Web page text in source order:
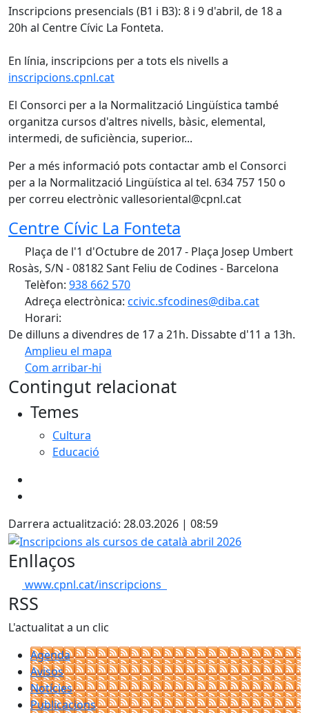
Inscripcions presencials (B1 i B3): 8 i 9 d'abril, de 18 a
20h al Centre Cívic La Fonteta.
En línia, inscripcions per a tots els nivells a
inscripcions.cpnl.cat
El Consorci per a la Normalització Lingüística també
organitza cursos d'altres nivells, bàsic, elemental,
intermedi, de suficiència, superior...
Per a més informació pots contactar amb el Consorci
per a la Normalització Lingüística al tel. 634 757 150 o
per correu electrònic vallesoriental@cpnl.cat
Centre Cívic La Fonteta
Plaça de l'1 d'Octubre de 2017 - Plaça Josep Umbert
Rosàs, S/N - 08182 Sant Feliu de Codines - Barcelona
Telèfon: 938 662 570
Adreça electrònica: ccivic.sfcodines@diba.cat
Horari:
De dilluns a divendres de 17 a 21h. Dissabte d'11 a 13h.
Amplieu el mapa
Com arribar-hi
+
Contingut relacionat
Temes
Cultura
Educació
Darrera actualització: 28.03.2026 | 08:59
Inscripcions als cursos de català abril 2026
Enllaços
www.cpnl.cat/inscripcions
RSS
L'actualitat a un clic
Agenda
Avisos
Notícies
Publicacions